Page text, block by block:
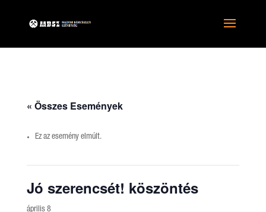
« Összes Események
Ez az esemény elmúlt.
Jó szerencsét! köszöntés
április 8